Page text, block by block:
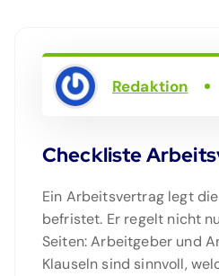
Redaktion
Checkliste
Ein Arbeitsvertrag legt
befristet. Er regelt nicht
Seiten: Arbeitgeber und
Klauseln sind sinnvoll,